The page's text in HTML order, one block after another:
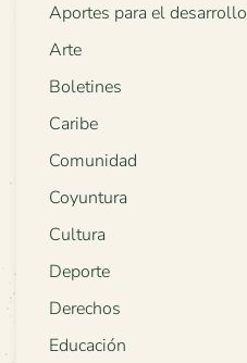
Aportes para el desarrollo
Arte
Boletines
Caribe
Comunidad
Coyuntura
Cultura
Deporte
Derechos
Educación